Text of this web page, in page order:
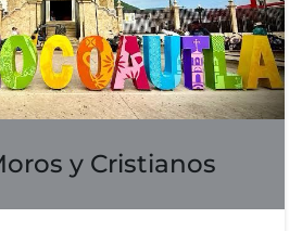
y Cristianos